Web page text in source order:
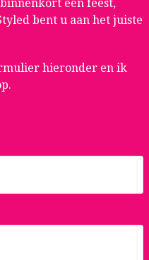
een feest,
bent u aan het juiste
hieronder en ik